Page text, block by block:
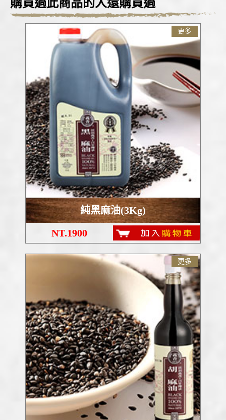
購買過此商品的人還購買過
更多
純黑麻油(3Kg)
NT.1900
更多